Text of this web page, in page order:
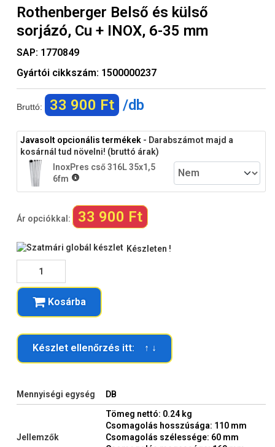
Rothenberger Belső és külső
sorjázó, Cu + INOX, 6-35 mm
SAP: 1770849
Gyártói cikkszám: 1500000237
Bruttó: 33 900 Ft /db
Javasolt opcionális termékek - Darabszámot majd a
kosárnál tud növelni! (bruttó árak)
InoxPres cső 316L 35x1,5
6fm
Ár opciókkal: 33 900 Ft
Készleten !
Kosárba
Készlet ellenőrzés itt: ↑ ↓
Mennyiségi egység DB
Jellemzők
Tömeg nettó: 0.24 kg
Csomagolás hosszúsága: 110 mm
Csomagolás szélessége: 60 mm